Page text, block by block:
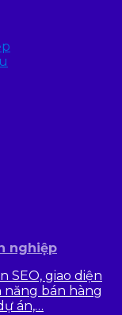
nghiệp
SEO, giao diện
năng bán hàng
án,…